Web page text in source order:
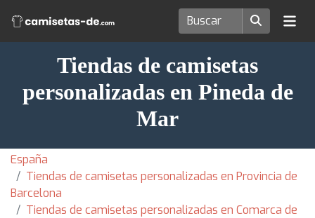
Tiendas de camisetas
personalizadas en Pineda de
Mar
España
Tiendas de camisetas personalizadas en Provincia de
Barcelona
Tiendas de camisetas personalizadas en Comarca de